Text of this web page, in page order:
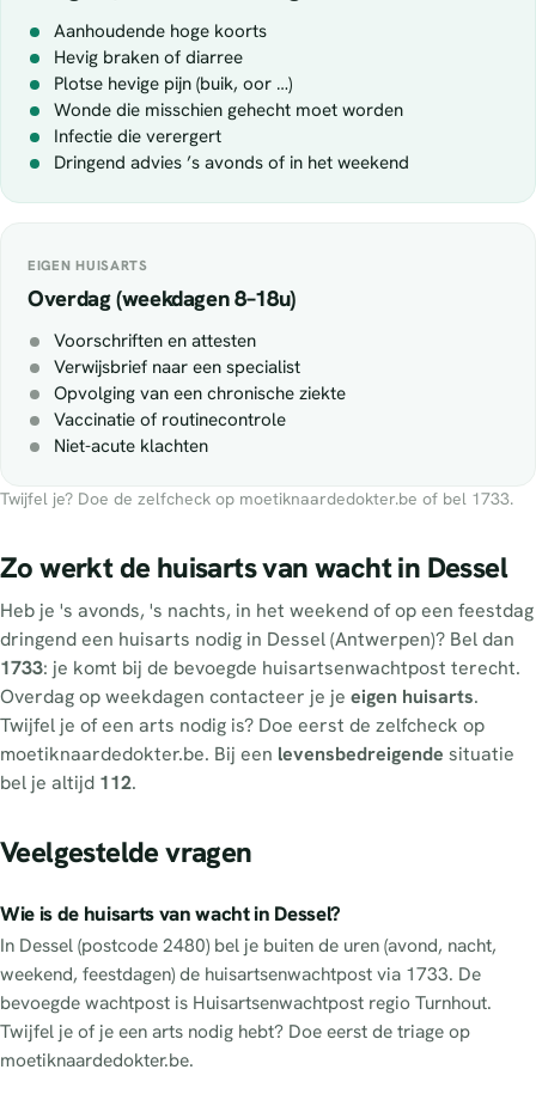
Aanhoudende hoge koorts
Hevig braken of diarree
Plotse hevige pijn (buik, oor …)
Wonde die misschien gehecht moet worden
Infectie die verergert
Dringend advies ’s avonds of in het weekend
EIGEN HUISARTS
Overdag (weekdagen 8–18u)
Voorschriften en attesten
Verwijsbrief naar een specialist
Opvolging van een chronische ziekte
Vaccinatie of routinecontrole
Niet-acute klachten
Twijfel je? Doe de zelfcheck op moetiknaardedokter.be of bel 1733.
Zo werkt de huisarts van wacht in Dessel
Heb je 's avonds, 's nachts, in het weekend of op een feestdag
dringend een huisarts nodig in Dessel (Antwerpen)? Bel dan
1733: je komt bij de bevoegde huisartsenwachtpost terecht.
Overdag op weekdagen contacteer je je eigen huisarts.
Twijfel je of een arts nodig is? Doe eerst de zelfcheck op
moetiknaardedokter.be. Bij een levensbedreigende situatie
bel je altijd 112.
Veelgestelde vragen
Wie is de huisarts van wacht in Dessel?
In Dessel (postcode 2480) bel je buiten de uren (avond, nacht,
weekend, feestdagen) de huisartsenwachtpost via 1733. De
bevoegde wachtpost is Huisartsenwachtpost regio Turnhout.
Twijfel je of je een arts nodig hebt? Doe eerst de triage op
moetiknaardedokter.be.